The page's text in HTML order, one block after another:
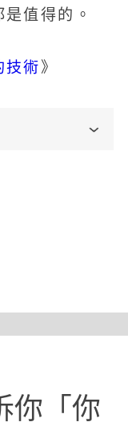
值得的。
技術》
你「你